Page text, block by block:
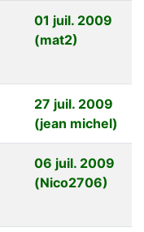
01 juil. 2009
(mat2)
27 juil. 2009
(jean michel)
06 juil. 2009
(Nico2706)